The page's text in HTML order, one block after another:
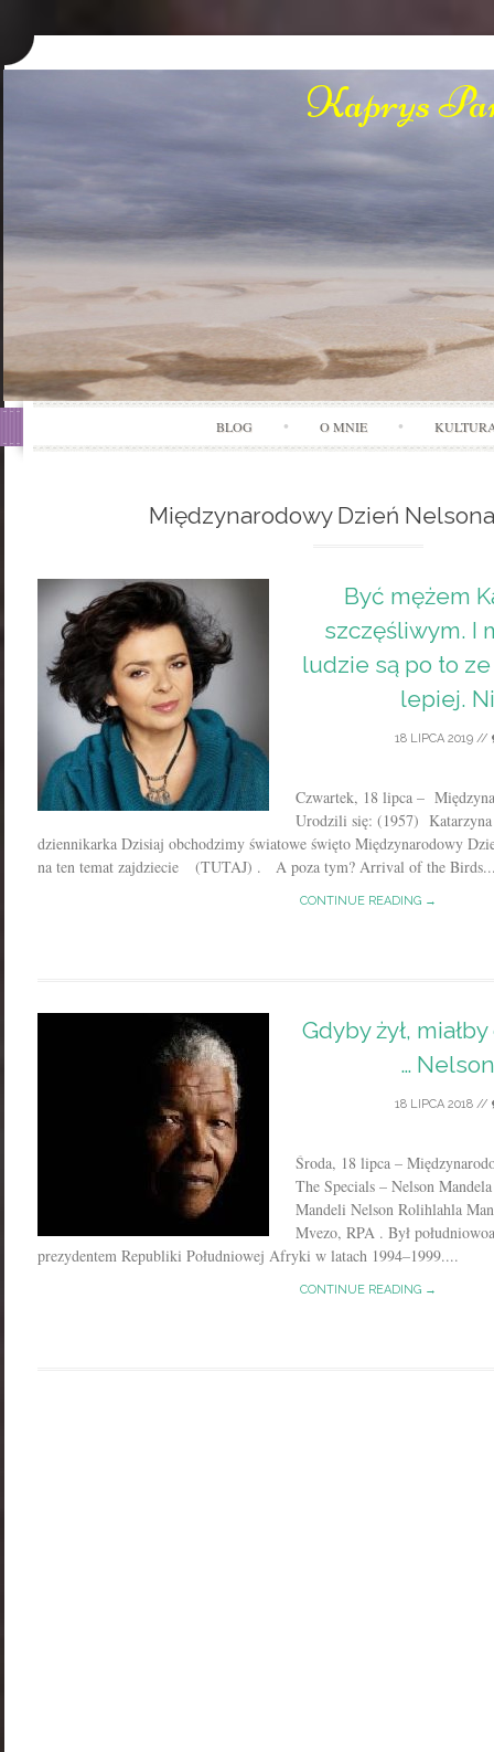
Kaprys
BLOG O MNIE
Międzynarodowy Dzień
Być mężem
szczęśliwym. I
ludzie są po to
lepiej.
18 LIPCA 2019 //
Czwartek, 18 lipca –
Urodzili się: (1957)
dziennikarka Dzisiaj obchodzimy światowe święto Międzynarodowy
na ten temat zajdziecie (TUTAJ) . A poza tym? Arrival of the
CONTINUE READING →
Gdyby żył,
…
18 LIPCA 2018 //
Środa, 18 lipca –
The Specials – Nelson
Mandeli Nelson Rolihlahla
Mvezo, RPA . Był
prezydentem Republiki Południowej Afryki w latach 1994–1999....
CONTINUE READING →